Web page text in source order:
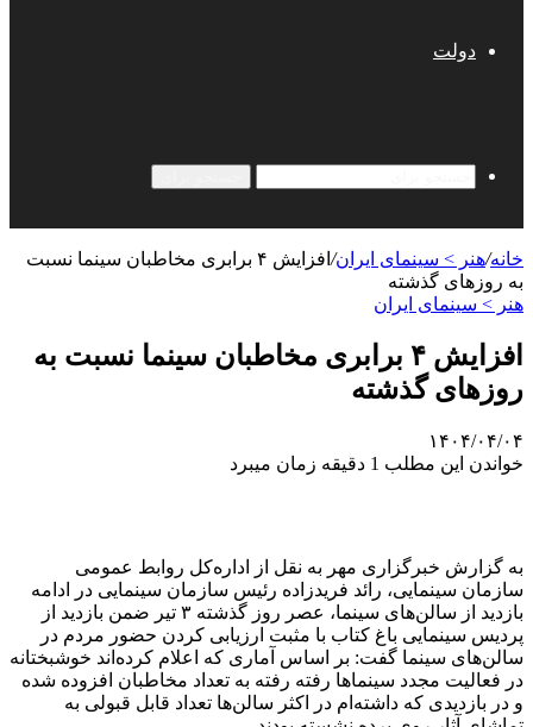
دولت
خانه/هنر > سینمای ایران/
افزایش ۴ برابری مخاطبان سینما نسبت
به روزهای گذشته
هنر > سینمای ایران
افزایش ۴ برابری مخاطبان سینما نسبت به
روزهای گذشته
۱۴۰۴/۰۴/۰۴
خواندن این مطلب 1 دقیقه زمان میبرد
به گزارش خبرگزاری مهر به نقل از اداره‌کل روابط عمومی
سازمان سینمایی، رائد فریدزاده رئیس سازمان سینمایی در ادامه
بازدید از سالن‌های سینما، عصر روز گذشته ۳ تیر ضمن بازدید از
پردیس سینمایی باغ کتاب با مثبت ارزیابی کردن حضور مردم در
سالن‌های سینما گفت: بر اساس آماری که اعلام کرده‌اند خوشبختانه
در فعالیت مجدد سینماها رفته رفته به تعداد مخاطبان افزوده شده
و در بازدیدی که داشته‌ام در اکثر سالن‌ها تعداد قابل قبولی به